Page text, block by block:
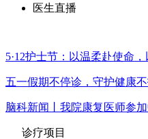
医生直播
5·12护士节：以温柔赴使命
五一假期不停诊，守护健康
脑科新闻丨我院康复医师参
诊疗项目